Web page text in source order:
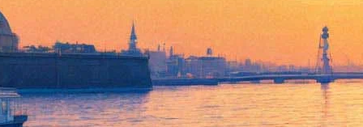
05 апреля 2020,